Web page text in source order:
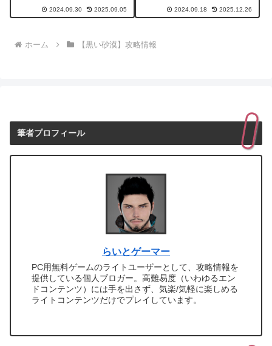
2024.09.30 2025.09.05 2024.09.18 2025.12.26
ホーム 【黒い砂漠】攻略情報
筆者プロフィール
らいとゲーマー
PC用無料ゲームのライトユーザーとして、攻略情報を
提供している個人ブロガー。高難易度（いわゆるエン
ドコンテンツ）には手を出さず、気楽/気軽に楽しめる
ライトコンテンツだけでプレイしています。